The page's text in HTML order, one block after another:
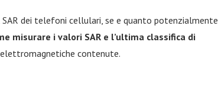
dei telefoni cellulari, se e quanto potenzialmente
misurare i valori SAR e l’ultima classifica di
elettromagnetiche contenute.